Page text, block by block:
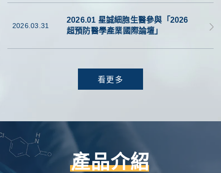
2026.03.31
2026.01 星誠細胞生醫參與「2026
超預防醫學產業國際論壇」
看更多
產品介紹